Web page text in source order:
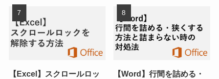
【Excel】スクロールロッ
【Word】行間を詰める・